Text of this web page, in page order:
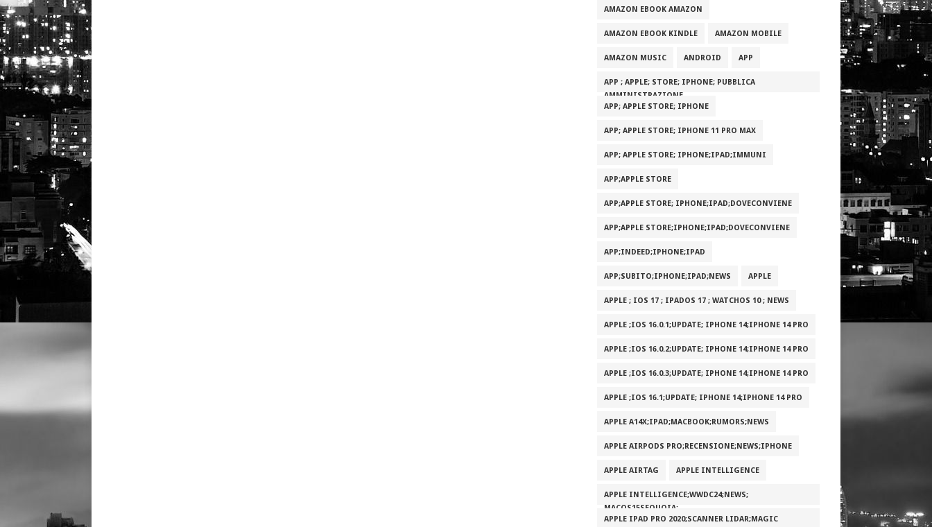
AMAZON EBOOK AMAZON
AMAZON EBOOK KINDLE AMAZON MOBILE
AMAZON MUSIC ANDROID APP
APP ; APPLE; STORE; IPHONE; PUBBLICA
AMMINISTRAZIONE
APP; APPLE STORE; IPHONE
APP; APPLE STORE; IPHONE 11 PRO MAX
APP; APPLE STORE; IPHONE;IPAD;IMMUNI
APP;APPLE STORE
APP;APPLE STORE; IPHONE;IPAD;DOVECONVIENE
APP;APPLE STORE;IPHONE;IPAD;DOVECONVIENE
APP;INDEED;IPHONE;IPAD
APP;SUBITO;IPHONE;IPAD;NEWS APPLE
APPLE ; IOS 17 ; IPADOS 17 ; WATCHOS 10 ; NEWS
APPLE ;IOS 16.0.1;UPDATE; IPHONE 14;IPHONE 14 PRO
APPLE ;IOS 16.0.2;UPDATE; IPHONE 14;IPHONE 14 PRO
APPLE ;IOS 16.0.3;UPDATE; IPHONE 14;IPHONE 14 PRO
APPLE ;IOS 16.1;UPDATE; IPHONE 14;IPHONE 14 PRO
APPLE A14X;IPAD;MACBOOK;RUMORS;NEWS
APPLE AIRPODS PRO;RECENSIONE;NEWS;IPHONE
APPLE AIRTAG APPLE INTELLIGENCE
APPLE INTELLIGENCE;WWDC24;NEWS;
MACOS15SEQUOIA;
APPLE IPAD PRO 2020;SCANNER LIDAR;MAGIC